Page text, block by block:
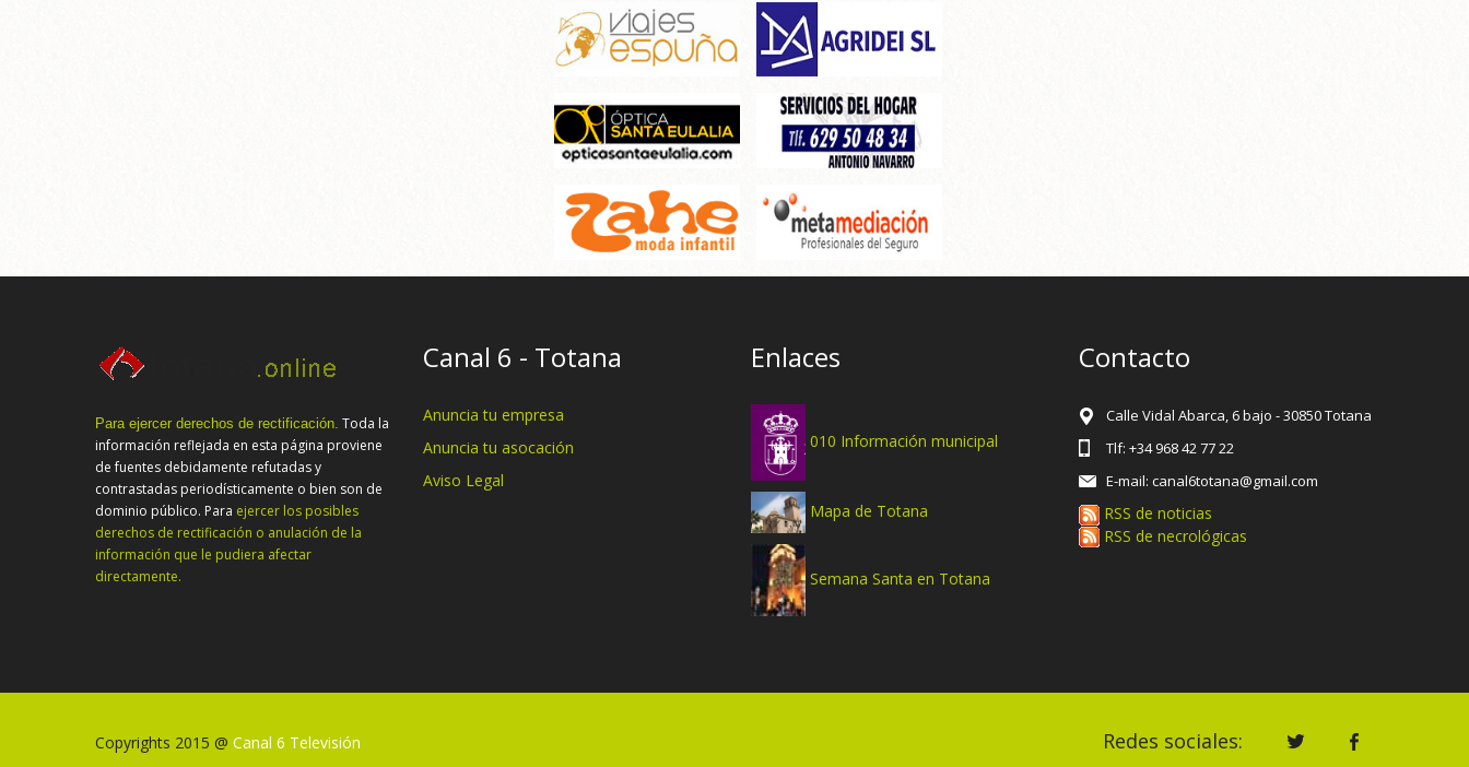
Para ejercer derechos de rectificación. Toda la
información reflejada en esta página proviene
de fuentes debidamente refutadas y
contrastadas periodísticamente o bien son de
dominio público. Para ejercer los posibles
derechos de rectificación o anulación de la
información que le pudiera afectar
directamente.
Canal 6 - Totana
Anuncia tu empresa
Anuncia tu asocación
Aviso Legal
Enlaces
010 Información municipal
Mapa de Totana
Semana Santa en Totana
Contacto
Calle Vidal Abarca, 6 bajo - 30850 Totana
Tlf: +34 968 42 77 22
E-mail: canal6totana@gmail.com
RSS de noticias
RSS de necrológicas
Copyrights 2015 @ Canal 6 Televisión Redes sociales: